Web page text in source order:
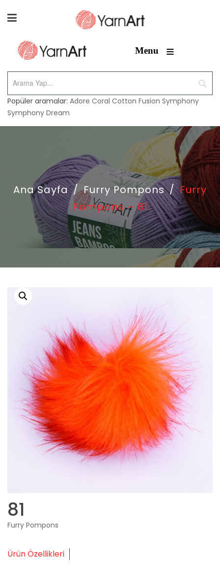
Menu ≡
Popüler aramalar: Adore Coral Cotton Fusion Symphony
Symphony Dream
Ana Sayfa / Furry Pompons / Furry
Pompons – 81
81
Furry Pompons
Ürün Özellikleri